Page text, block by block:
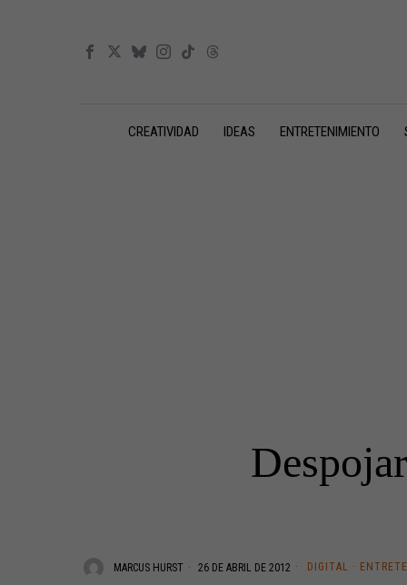
CREATIVIDAD IDEAS ENTRETENIMIENTO
MARCUS HURST 26 DE ABRIL DE 2012 DIGITAL ·